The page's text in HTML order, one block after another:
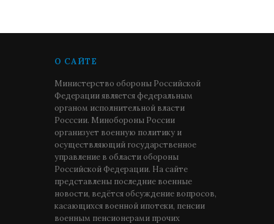
О САЙТЕ
Министерство обороны Российской
Федерации является федеральным
органом исполнительной власти
Росссии. Минобороны России
организует военную политику и
осуществляющий государственное
управление в области обороны
Российской Федерации. На сайте
представлены последние военные
новости, ведётся обсуждение вопросов,
касающихся военной ипотеки, пенсии
военным пенсионерами прочих